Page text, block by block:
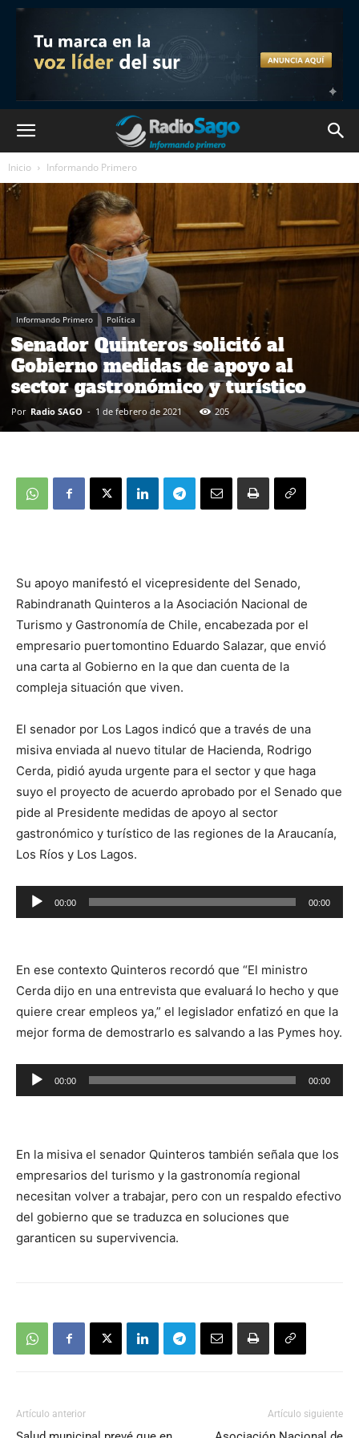
Inicio Informando Primero
Informando Primero Política
Senador Quinteros solicitó al
Gobierno medidas de apoyo al
sector gastronómico y turístico
Por Radio SAGO - 1 de febrero de 2021 205
Su apoyo manifestó el vicepresidente del Senado,
Rabindranath Quinteros a la Asociación Nacional de
Turismo y Gastronomía de Chile, encabezada por el
empresario puertomontino Eduardo Salazar, que envió
una carta al Gobierno en la que dan cuenta de la
compleja situación que viven.
El senador por Los Lagos indicó que a través de una
misiva enviada al nuevo titular de Hacienda, Rodrigo
Cerda, pidió ayuda urgente para el sector y que haga
suyo el proyecto de acuerdo aprobado por el Senado que
pide al Presidente medidas de apoyo al sector
gastronómico y turístico de las regiones de la Araucanía,
Los Ríos y Los Lagos.
Reproductor
de
00:00 00:00
En ese contexto Quinteros recordó que “El ministro
Cerda dijo en una entrevista que evaluará lo hecho y que
quiere crear empleos ya,” el legislador enfatizó en que la
mejor forma de demostrarlo es salvando a las Pymes hoy.
Reproductor
de
00:00 00:00
En la misiva el senador Quinteros también señala que los
empresarios del turismo y la gastronomía regional
necesitan volver a trabajar, pero con un respaldo efectivo
del gobierno que se traduzca en soluciones que
garanticen su supervivencia.
Artículo anterior Artículo siguiente